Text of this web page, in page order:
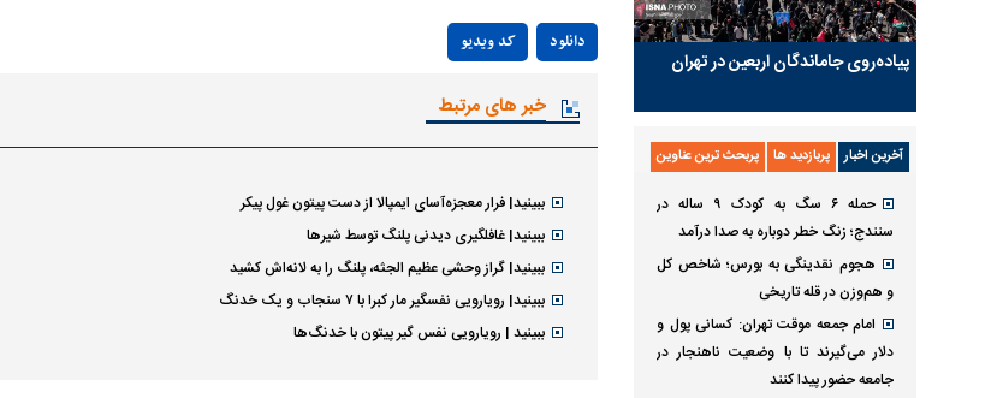
کد ویدیو دانلود
خبر های مرتبط
ببینید| فرار معجزه‌آسای ایمپالا از دست پیتون غول پیکر
ببینید| غافلگیری دیدنی پلنگ توسط شیرها
ببینید| گراز وحشی عظیم الجثه، پلنگ را به لانه‌اش کشید
ببینید| رویارویی نفسگیر مار کبرا با ۷ سنجاب و یک خدنگ
ببینید | رویارویی نفس گیر پیتون با خدنگ‌ها
پیاده‌روی جاماندگان اربعین در تهران
آخرین اخبار پربازدید ها پربحث ترین عناوین
حمله ۶ سگ به کودک ۹ ساله در
سنندج؛ زنگ خطر دوباره به صدا درآمد
هجوم نقدینگی به بورس؛ شاخص کل
و هم‌وزن در قله تاریخی
امام جمعه موقت تهران: کسانی پول و
دلار می‌گیرند تا با وضعیت ناهنجار در
جامعه حضور پیدا کنند